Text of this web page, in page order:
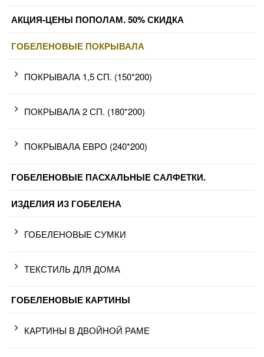
АКЦИЯ-ЦЕНЫ ПОПОЛАМ. 50% СКИДКА
ГОБЕЛЕНОВЫЕ ПОКРЫВАЛА
ПОКРЫВАЛА 1,5 СП. (150*200)
ПОКРЫВАЛА 2 СП. (180*200)
ПОКРЫВАЛА ЕВРО (240*200)
ГОБЕЛЕНОВЫЕ ПАСХАЛЬНЫЕ САЛФЕТКИ.
ИЗДЕЛИЯ ИЗ ГОБЕЛЕНА
ГОБЕЛЕНОВЫЕ СУМКИ
ТЕКСТИЛЬ ДЛЯ ДОМА
ГОБЕЛЕНОВЫЕ КАРТИНЫ
КАРТИНЫ В ДВОЙНОЙ РАМЕ